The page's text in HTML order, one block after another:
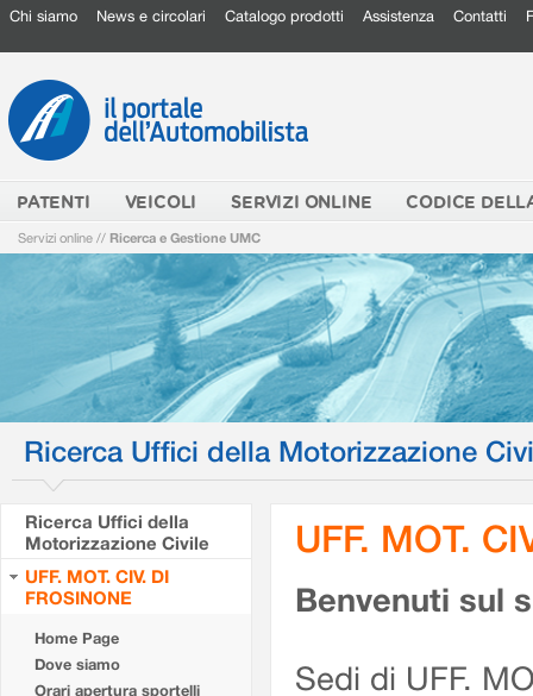
Chi siamo News e circolari Catalogo prodotti Assistenza Contatti
PATENTI VEICOLI SERVIZI ONLINE CODICE
Servizi online // Ricerca e Gestione UMC
Ricerca Uffici della Motorizzazione
Ricerca Uffici della
Motorizzazione Civile
UFF. MOT. CIV. DI
FROSINONE
Home Page
Dove siamo
Orari apertura sportelli
UFF. MOT.
Benvenuti sul
Sedi di UFF.